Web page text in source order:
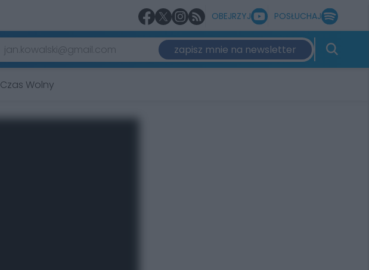
OBEJRZYJ POSŁUCHAJ
zapisz mnie na newsletter
Czas Wolny